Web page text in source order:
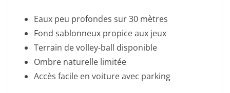
Eaux peu profondes sur 30 mètres
Fond sablonneux propice aux jeux
Terrain de volley-ball disponible
Ombre naturelle limitée
Accès facile en voiture avec parking